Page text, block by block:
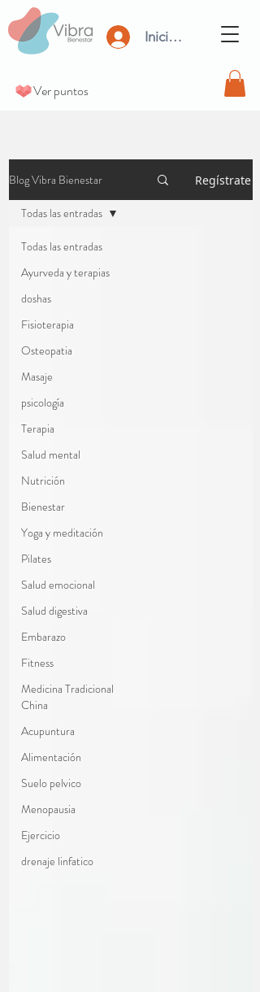
Iniciar Sesión
Ver puntos
Blog Vibra Bienestar Regístrate
Todas las entradas
Ayurveda y terapias
doshas
Fisioterapia
Osteopatia
Masaje
psicología
Terapia
Salud mental
Nutrición
Bienestar
Yoga y meditación
Pilates
Salud emocional
Salud digestiva
Embarazo
Fitness
Medicina Tradicional
China
Acupuntura
Alimentación
Suelo pelvico
Menopausia
Ejercicio
drenaje linfatico
Todas las entradas